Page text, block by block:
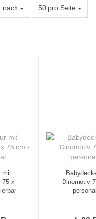
nach
nach 50 pro Seite
pro Seite
mit
75 x
Dinomotiv